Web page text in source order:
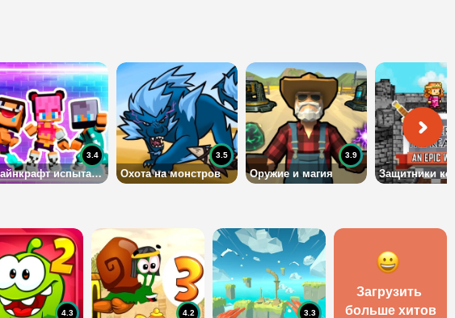
Майнкрафт испытание
3.4
Охота на монстров
3.5
Оружие и магия
3.9
4.3 4.2 3.3
Загрузить
больше хитов